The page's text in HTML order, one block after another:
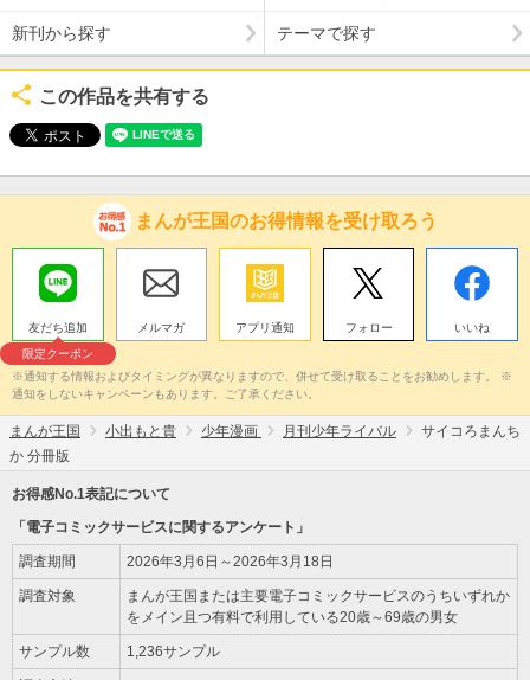
新刊から探す テーマで探す
この作品を共有する
まんが王国のお得情報を受け取ろう
友だち追加
限定クーポン
メルマガ アプリ通知 フォロー いいね
※通知する情報およびタイミングが異なりますので、併せて受け取ることをお勧めします。 ※
通知をしないキャンペーンもあります。ご了承ください。
まんが王国 小出もと貴 少年漫画 月刊少年ライバル
サイコろまんち
か 分冊版
お得感No.1表記について
「電子コミックサービスに関するアンケート」
調査期間 2026年3月6日～2026年3月18日
調査対象
まんが王国または主要電子コミックサービスのうちいずれか
をメイン且つ有料で利用している20歳～69歳の男女
サンプル数 1,236サンプル